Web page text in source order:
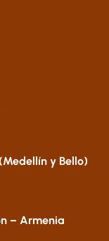
y Bello)
– Armenia